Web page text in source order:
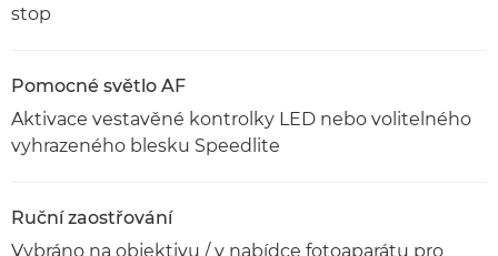
stop
Pomocné světlo AF
Aktivace vestavěné kontrolky LED nebo volitelného
vyhrazeného blesku Speedlite
Ruční zaostřování
Vybráno na objektivu / v nabídce fotoaparátu pro